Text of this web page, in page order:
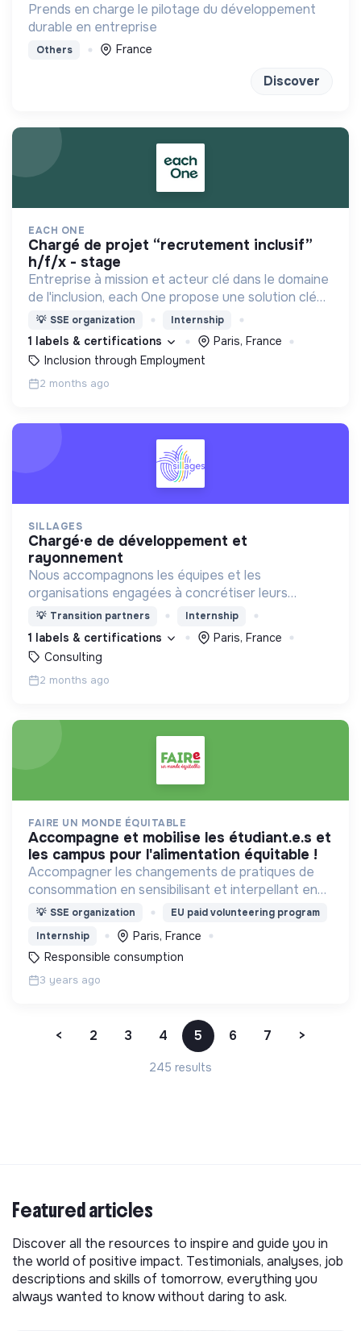
Prends en charge le pilotage du développement
durable en entreprise
Others France
Discover
EACH ONE
chargé de projet “recrutement inclusif”
h/f/x - stage
Entreprise à mission et acteur clé dans le domaine
de l'inclusion, each One propose une solution clé
en main de recrutement et de formation dédiée
aux personnes réfugiées et éloignées de l’emploi.
💡 SSE organization Internship
1 labels & certifications
Paris, France
Inclusion through Employment
2 months ago
SILLAGES
chargé·e de développement et
rayonnement
Nous accompagnons les équipes et les
organisations engagées à concrétiser leurs
ambitions dans un juste équilibre entre sens,
performance et relations humaines
épanouissantes.
💡 Transition partners Internship
1 labels & certifications
Paris, France
Consulting
2 months ago
FAIRE UN MONDE ÉQUITABLE
accompagne et mobilise les étudiant.e.s et
les campus pour l'alimentation équitable !
Accompagner les changements de pratiques de
consommation en sensibilisant et interpellant en
France
💡 SSE organization
EU paid volunteering program
Internship
Paris, France
Responsible consumption
3 years ago
< 2 3 4 5 6 7 >
245 results
Featured articles
Discover all the resources to inspire and guide you in
the world of positive impact. Testimonials, analyses, job
descriptions and skills of tomorrow, everything you
always wanted to know without daring to ask.